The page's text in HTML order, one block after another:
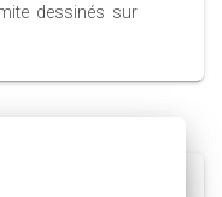
dessinés sur